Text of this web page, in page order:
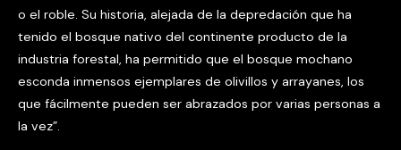
o el roble. Su historia, alejada de la depredación que ha
tenido el bosque nativo del continente producto de la
industria forestal, ha permitido que el bosque mochano
esconda inmensos ejemplares de olivillos y arrayanes, los
que fácilmente pueden ser abrazados por varias personas a
la vez”.